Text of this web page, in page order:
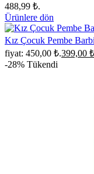
488,99 ₺.
Ürünlere dön
Kız Çocuk Pembe
fiyat: 450,00 ₺.399,00 ₺
-28% Tükendi